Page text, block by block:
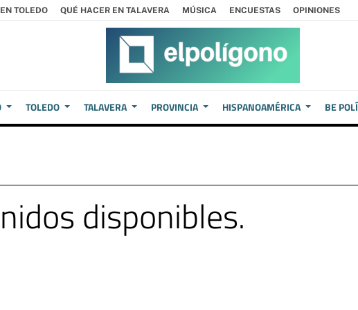
TOLEDO QUÉ HACER EN TALAVERA MÚSICA ENCUESTAS OPINIONES
TOLEDO TALAVERA PROVINCIA HISPANOAMÉRICA BE
disponibles.